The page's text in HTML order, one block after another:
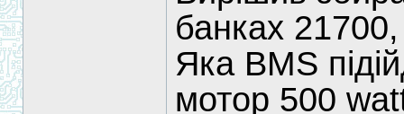
банках
Яка BMS
мотор 500